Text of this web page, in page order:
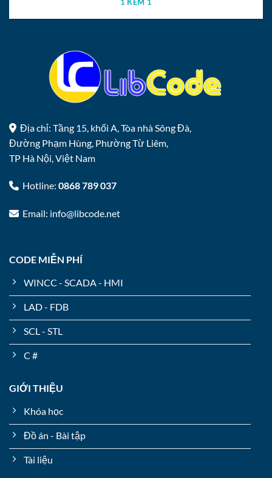
Địa chỉ: Tầng 15, khối A, Tòa nhà Sông Đà,
Đường Phạm Hùng, Phường Từ Liêm,
TP Hà Nội, Việt Nam
Hotline: 0868 789 037
Email: info@libcode.net
CODE MIỄN PHÍ
WINCC - SCADA - HMI
LAD - FDB
SCL - STL
C #
GIỚI THIỆU
Khóa học
Đồ án - Bài tập
Tài liệu